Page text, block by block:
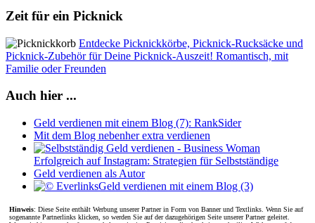
Zeit für ein Picknick
Entdecke Picknickkörbe, Picknick-Rucksäcke und
Picknick-Zubehör für Deine Picknick-Auszeit! Romantisch, mit
Familie oder Freunden
Auch hier ...
Geld verdienen mit einem Blog (7): RankSider
Mit dem Blog nebenher extra verdienen
Erfolgreich auf Instagram: Strategien für Selbstständige
Geld verdienen als Autor
Geld verdienen mit einem Blog (3)
Hinweis: Diese Seite enthält Werbung unserer Partner in Form von Banner und Textlinks. Wenn Sie auf
sogenannte Partnerlinks klicken, so werden Sie auf der dazugehörigen Seite unserer Partner geleitet.